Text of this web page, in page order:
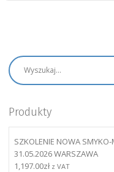
Produkty
SZKOLENIE NOWA
31.05.2026 WARSZAWA
1,197.00zł z VAT